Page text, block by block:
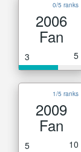
0/5 ranks
2006
Fan
3 5
1/5 ranks
2009
Fan
5 10